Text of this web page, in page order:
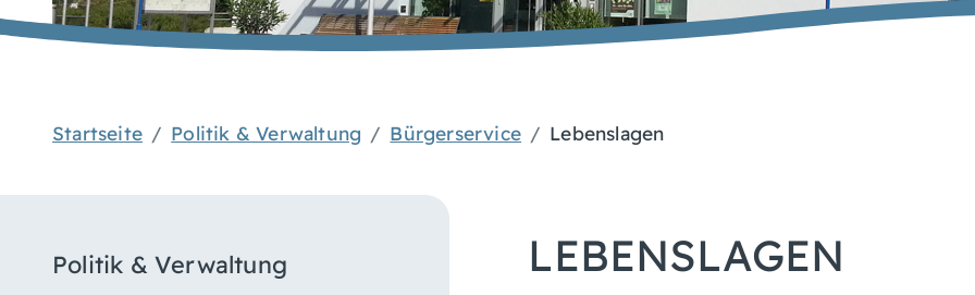
Startseite Politik & Verwaltung Bürgerservice Lebenslagen
Politik & Verwaltung LEBENSLAGEN